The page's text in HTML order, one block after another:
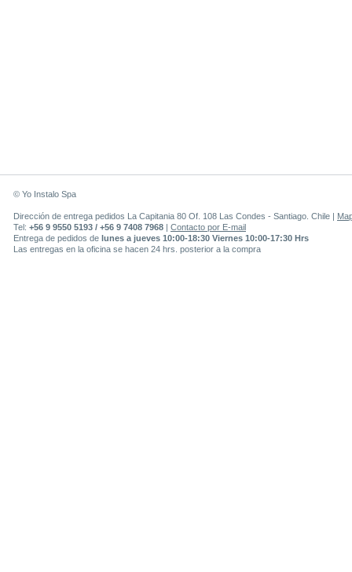
© Yo Instalo Spa
Dirección de entrega pedidos La Capitania 80 Of. 108 Las Condes - Santiago. Chile |
Tel: +56 9 9550 5193 / +56 9 7408 7968 | Contacto por E-mail
Entrega de pedidos de lunes a jueves 10:00-18:30 Viernes 10:00-17:30 Hrs
Las entregas en la oficina se hacen 24 hrs. posterior a la compra